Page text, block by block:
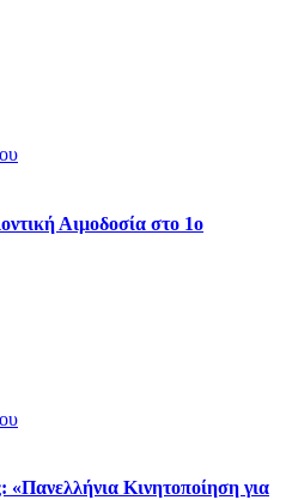
Αιμοδοσία στο 1ο
«Πανελλήνια Κινητοποίηση για